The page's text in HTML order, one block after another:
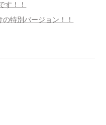
す！！
特別バージョン！！